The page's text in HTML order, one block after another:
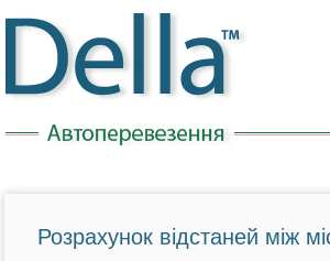
Розрахунок відстаней між